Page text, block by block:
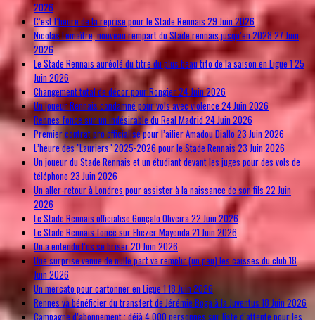
2026
C’est l’heure de la reprise pour le Stade Rennais 29 Juin 2026
Nicolas Lemaître, nouveau rempart du Stade rennais jusqu’en 202827 Juin
2026
Le Stade Rennais auréolé du titre du plus beau tifo de la saison en Ligue 125
Juin 2026
Changement total de décor pour Rongier24 Juin 2026
Un joueur Rennais condamné pour vols avec violence24 Juin 2026
Rennes fonce sur un indésirable du Real Madrid 24 Juin 2026
Premier contrat pro officialisé pour l’ailier Amadou Diallo23 Juin 2026
L’heure des "Lauriers" 2025-2026 pour le Stade Rennais 23 Juin 2026
Un joueur du Stade Rennais et un étudiant devant les juges pour des vols de
téléphone 23 Juin 2026
Un aller-retour à Londres pour assister à la naissance de son fils 22 Juin
2026
Le Stade Rennais officialise Gonçalo Oliveira22 Juin 2026
Le Stade Rennais fonce sur Eliezer Mayenda21 Juin 2026
On a entendu l’os se briser20 Juin 2026
Une surprise venue de nulle part va remplir (un peu) les caisses du club18
Juin 2026
Un mercato pour cartonner en Ligue 118 Juin 2026
Rennes va bénéficier du transfert de Jérémie Boga à la Juventus 18 Juin 2026
Campagne d’abonnement : déjà 4 000 personnes sur liste d’attente pour les